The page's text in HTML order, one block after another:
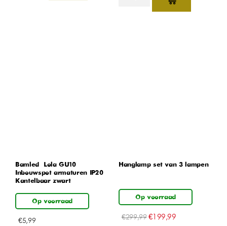
Bamled – Lola GU10
Inbouwspot armaturen IP20
Kantelbaar zwart
Op voorraad
€5,99
Hanglamp set van 3 lampen
Op voorraad
€299,99 €199,99